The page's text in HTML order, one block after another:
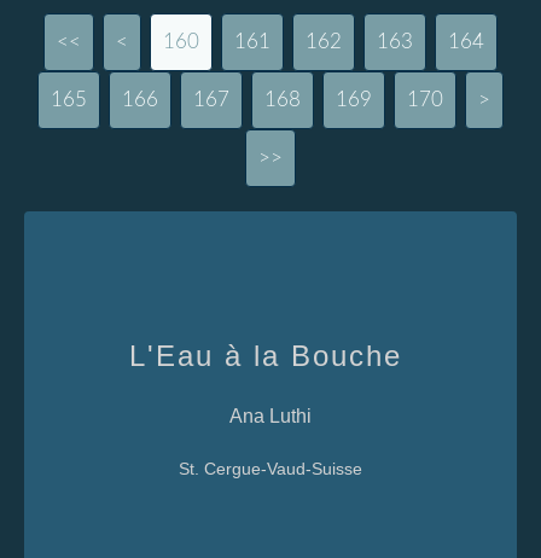
<< < 100
110
120
130
140
150
160 161 162 163 164
165 166 167 168 169 170 180
>
>>
L'Eau à la Bouche
Ana Luthi
St. Cergue-Vaud-Suisse